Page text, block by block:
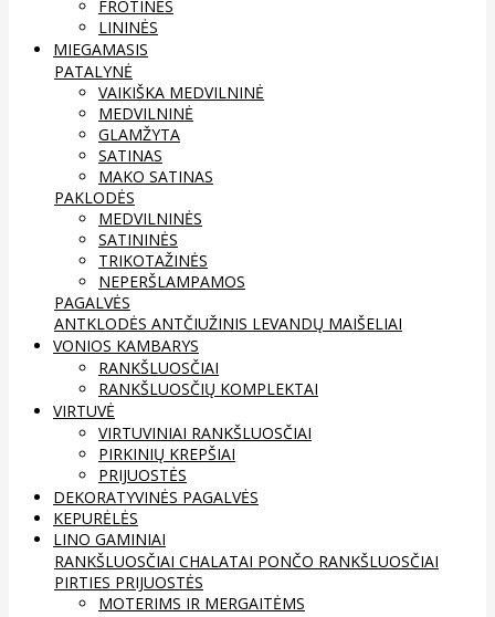
FROTINĖS
LININĖS
MIEGAMASIS
PATALYNĖ
VAIKIŠKA MEDVILNINĖ
MEDVILNINĖ
GLAMŽYTA
SATINAS
MAKO SATINAS
PAKLODĖS
MEDVILNINĖS
SATININĖS
TRIKOTAŽINĖS
NEPERŠLAMPAMOS
PAGALVĖS
ANTKLODĖS ANTČIUŽINIS LEVANDŲ MAIŠELIAI
VONIOS KAMBARYS
RANKŠLUOSČIAI
RANKŠLUOSČIŲ KOMPLEKTAI
VIRTUVĖ
VIRTUVINIAI RANKŠLUOSČIAI
PIRKINIŲ KREPŠIAI
PRIJUOSTĖS
DEKORATYVINĖS PAGALVĖS
KEPURĖLĖS
LINO GAMINIAI
RANKŠLUOSČIAI CHALATAI PONČO RANKŠLUOSČIAI
PIRTIES PRIJUOSTĖS
MOTERIMS IR MERGAITĖMS